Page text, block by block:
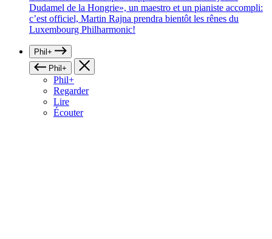
Dudamel de la Hongrie», un maestro et un pianiste accompli:
c’est officiel, Martin Rajna prendra bientôt les rênes du
Luxembourg Philharmonic!
Phil+
Phil+
Phil+
Regarder
Lire
Écouter